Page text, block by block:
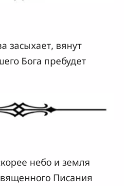
засыхает, вянут
Бога пребудет
небо и земля
Писания